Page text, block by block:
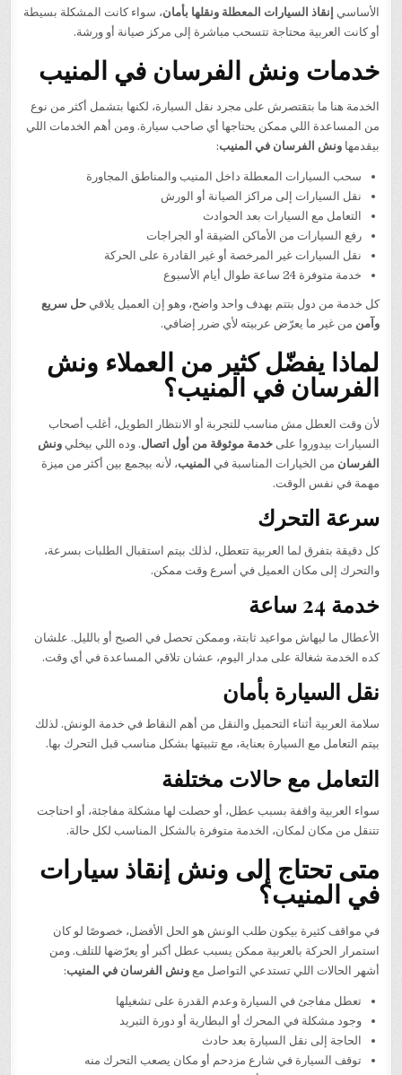
الأساسي إنقاذ السيارات المعطلة ونقلها بأمان، سواء كانت المشكلة بسيطة
أو كانت العربية محتاجة تتسحب مباشرة إلى مركز صيانة أو ورشة.
خدمات ونش الفرسان في المنيب
الخدمة هنا ما بتقتصرش على مجرد نقل السيارة، لكنها بتشمل أكثر من نوع
من المساعدة اللي ممكن يحتاجها أي صاحب سيارة. ومن أهم الخدمات اللي
بيقدمهاونش الفرسان في المنيب:
سحب السيارات المعطلة داخل المنيب والمناطق المجاورة
نقل السيارات إلى مراكز الصيانة أو الورش
التعامل مع السيارات بعد الحوادث
رفع السيارات من الأماكن الضيقة أو الجراجات
نقل السيارات غير المرخصة أو غير القادرة على الحركة
خدمة متوفرة 24 ساعة طوال أيام الأسبوع
كل خدمة من دول بتتم بهدف واحد واضح، وهو إن العميل يلاقيحل سريع
وآمن من غير ما يعرّض عربيته لأي ضرر إضافي.
لماذا يفضّل كثير من العملاء ونش
الفرسان في المنيب؟
لأن وقت العطل مش مناسب للتجربة أو الانتظار الطويل، أغلب أصحاب
السيارات بيدوروا علىخدمة موثوقة من أول اتصال. وده اللي بيخليونش
الفرسان من الخيارات المناسبة في المنيب، لأنه بيجمع بين أكثر من ميزة
مهمة في نفس الوقت.
سرعة التحرك
كل دقيقة بتفرق لما العربية تتعطل، لذلك بيتم استقبال الطلبات بسرعة،
والتحرك إلى مكان العميل في أسرع وقت ممكن.
خدمة 24 ساعة
الأعطال ما ليهاش مواعيد ثابتة، وممكن تحصل في الصبح أو بالليل. علشان
كده الخدمة شغالة على مدار اليوم، عشان تلاقي المساعدة في أي وقت.
نقل السيارة بأمان
سلامة العربية أثناء التحميل والنقل من أهم النقاط في خدمة الونش. لذلك
بيتم التعامل مع السيارة بعناية، مع تثبيتها بشكل مناسب قبل التحرك بها.
التعامل مع حالات مختلفة
سواء العربية واقفة بسبب عطل، أو حصلت لها مشكلة مفاجئة، أو احتاجت
تتنقل من مكان لمكان، الخدمة متوفرة بالشكل المناسب لكل حالة.
متى تحتاج إلى ونش إنقاذ سيارات
في المنيب؟
في مواقف كثيرة بيكون طلب الونش هو الحل الأفضل، خصوصًا لو كان
استمرار الحركة بالعربية ممكن يسبب عطل أكبر أو يعرّضها للتلف. ومن
أشهر الحالات اللي تستدعي التواصل معونش الفرسان في المنيب:
تعطل مفاجئ في السيارة وعدم القدرة على تشغيلها
وجود مشكلة في المحرك أو البطارية أو دورة التبريد
الحاجة إلى نقل السيارة بعد حادث
توقف السيارة في شارع مزدحم أو مكان يصعب التحرك منه